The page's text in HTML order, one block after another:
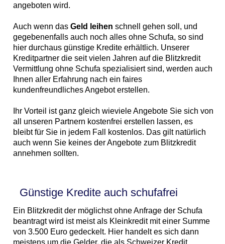
angeboten wird.
Auch wenn dasGeld leihen schnell gehen soll, und
gegebenenfalls auch noch alles ohne Schufa, so sind
hier durchaus günstige Kredite erhältlich. Unserer
Kreditpartner die seit vielen Jahren auf die Blitzkredit
Vermittlung ohne Schufa spezialisiert sind, werden auch
Ihnen aller Erfahrung nach ein faires
kundenfreundliches Angebot erstellen.
Ihr Vorteil ist ganz gleich wieviele Angebote Sie sich von
all unseren Partnern kostenfrei erstellen lassen, es
bleibt für Sie in jedem Fall kostenlos. Das gilt natürlich
auch wenn Sie keines der Angebote zum Blitzkredit
annehmen sollten.
Günstige Kredite auch schufafrei
Ein Blitzkredit der möglichst ohne Anfrage der Schufa
beantragt wird ist meist als Kleinkredit mit einer Summe
von 3.500 Euro gedeckelt. Hier handelt es sich dann